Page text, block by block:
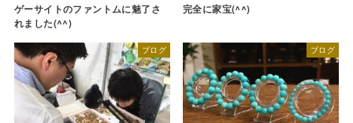
ゲーサイトのファントムに魅了さ
れました(^^)
完全に家宝(^^)
ブログ ブログ